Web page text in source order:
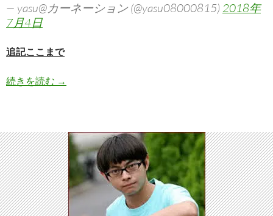
— yasu@カーネーション (@yasu08000815) 2018年
7月4日
追記ここまで
続きを読む カーネーション(朝ドラ)の再放送の日程を確認!
→